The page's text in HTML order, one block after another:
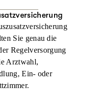
Sie genau die
Regelversorgung
Arztwahl,
Ein- oder